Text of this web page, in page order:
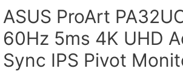
ASUS ProArt
60Hz 5ms 4K UHD
Sync IPS Pivot